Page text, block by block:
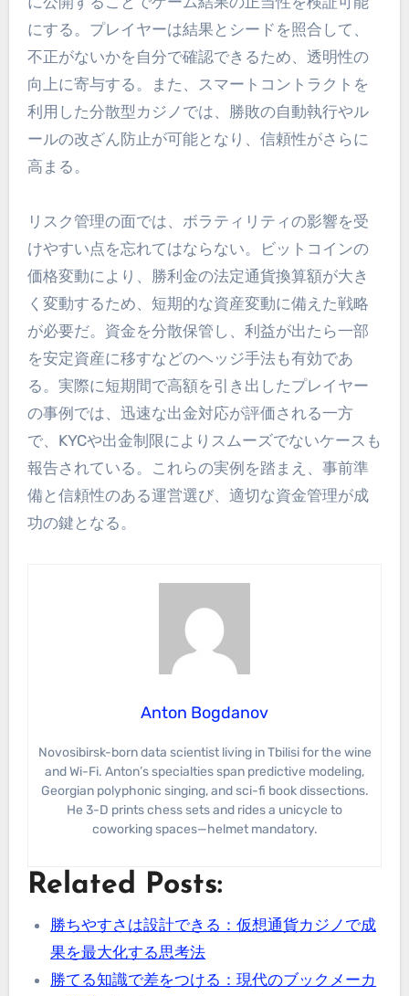
にする。プレイヤーは結果とシードを照合して、
不正がないかを自分で確認できるため、透明性の
向上に寄与する。また、スマートコントラクトを
利用した分散型カジノでは、勝敗の自動執行やル
ールの改ざん防止が可能となり、信頼性がさらに
高まる。
リスク管理の面では、ボラティリティの影響を受
けやすい点を忘れてはならない。ビットコインの
価格変動により、勝利金の法定通貨換算額が大き
く変動するため、短期的な資産変動に備えた戦略
が必要だ。資金を分散保管し、利益が出たら一部
を安定資産に移すなどのヘッジ手法も有効であ
る。実際に短期間で高額を引き出したプレイヤー
の事例では、迅速な出金対応が評価される一方
で、KYCや出金制限によりスムーズでないケースも
報告されている。これらの実例を踏まえ、事前準
備と信頼性のある運営選び、適切な資金管理が成
功の鍵となる。
Anton Bogdanov
Novosibirsk-born data scientist living in Tbilisi for the wine
and Wi-Fi. Anton’s specialties span predictive modeling,
Georgian polyphonic singing, and sci-fi book dissections.
He 3-D prints chess sets and rides a unicycle to
coworking spaces—helmet mandatory.
Related Posts:
勝ちやすさは設計できる：仮想通貨カジノで成
果を最大化する思考法
勝てる知識で差をつける：現代のブックメーカ